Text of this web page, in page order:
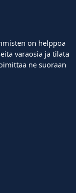
on helppoa
varaosia ja tilata
ne suoraan